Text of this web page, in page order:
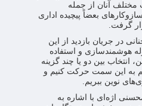
آنان از جمله
بعضاً پیچیده اداری
گرفت.
در جریان بازدید از این
هوشمندسازی و استفاده
انتخاب بین دو یا چند گزینه
به این سمت حرکت کنیم و
نوین ببریم.
اژه‌ای با اشاره به